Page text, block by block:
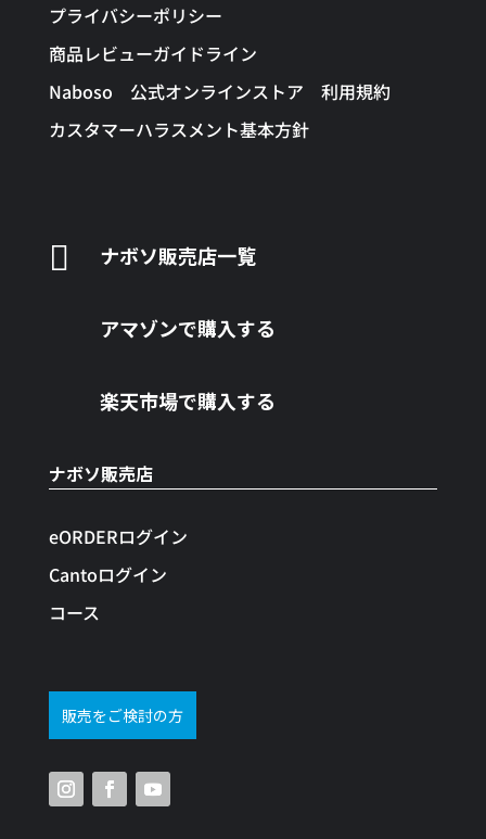
プライバシーポリシー
商品レビューガイドライン
Naboso 公式オンラインストア 利用規約
カスタマーハラスメント基本方針
 ナボソ販売店一覧
アマゾンで購入する
楽天市場で購入する
ナボソ販売店
eORDERログイン
Cantoログイン
コース
販売をご検討の方